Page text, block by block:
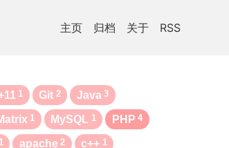
主页 归档 关于 RSS
1 Git 2 Java 3
1 MySQL 1 PHP 4
1 apache 2 c++ 1